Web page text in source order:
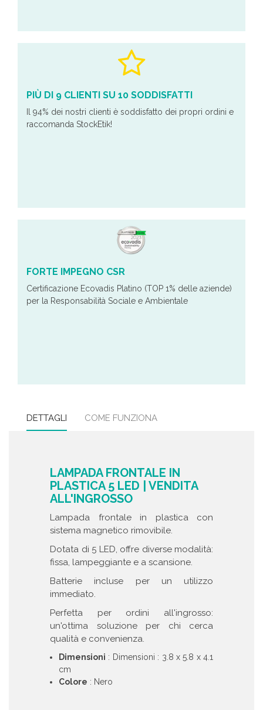
PIÙ DI 9 CLIENTI SU 10 SODDISFATTI
Il 94% dei nostri clienti è soddisfatto dei propri ordini e
raccomanda StockEtik!
FORTE IMPEGNO CSR
Certificazione Ecovadis Platino (TOP 1% delle aziende)
per la Responsabilità Sociale e Ambientale
DETTAGLI COME FUNZIONA
LAMPADA FRONTALE IN
PLASTICA 5 LED | VENDITA
ALL'INGROSSO
Lampada frontale in plastica con
sistema magnetico rimovibile.
Dotata di 5 LED, offre diverse modalità:
fissa, lampeggiante e a scansione.
Batterie incluse per un utilizzo
immediato.
Perfetta per ordini all'ingrosso:
un'ottima soluzione per chi cerca
qualità e convenienza.
Dimensioni : Dimensioni : 3.8 x 5.8 x 4.1
cm
Colore : Nero